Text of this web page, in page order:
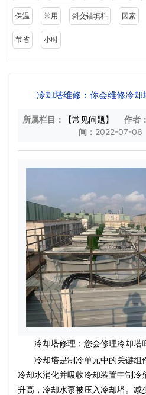
保温 常用 斜交错填料 因素
节省 小时
冷却塔维修：你会维修冷
所属栏目： 【常见问题】 作者：
间： 2022-07-06
冷却塔修理：您会修理冷却塔
冷却塔是制冷单元中的关键组
冷却水消化并吸收冷却装置中制冷
升高，冷却水泵被压入冷却塔。减